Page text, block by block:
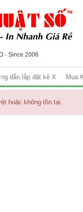
- Since 2006
dẫn lắp đặt kệ X Mua
hoặc không tồn tại.